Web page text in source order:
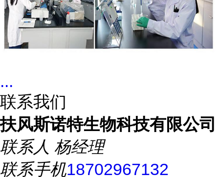
...
联系我们
扶风斯诺特生物科技有限公司
联系人 杨经理
联系手机18702967132